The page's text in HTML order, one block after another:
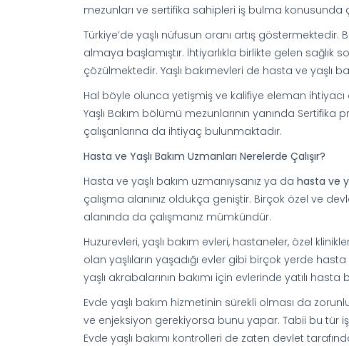
mezunları ve sertifika sahipleri iş bulma konusunda
Türkiye’de yaşlı nüfusun oranı artış
almaya başlamıştır. İhtiyarlıkla birlikte gelen sağlık
çözülmektedir. Yaşlı bakımevleri de hasta ve yaşlı
Hal böyle olunca yetişmiş ve kalifiye eleman ihtiyacı
Yaşlı Bakım bölümü mezunlarının yanında Sertifika
çalışanlarına da ihtiyaç bulunmaktadır.
Hasta ve Yaşlı Bakım Uzmanları Nerelerde Çalışır?
Hasta ve yaşlı bakım uzmanıysanız ya da hasta ve
çalışma alanınız oldukça geniştir. Birçok özel ve
alanında da çalışmanız mümkündür.
Huzurevleri, yaşlı bakım evleri, hastaneler, özel
olan yaşlıların yaşadığı evler gibi birçok yerde
yaşlı akrabalarının bakımı için evlerinde yatılı
Evde yaşlı bakım hizmetinin sürekli olması da
ve enjeksiyon gerekiyorsa bunu yapar. Tabii bu tür
Evde yaşlı bakımı kontrolleri de zaten devlet